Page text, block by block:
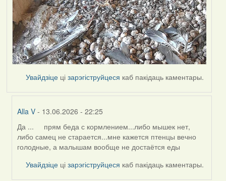
Увайдзіце цізарэгіструйцеся каб пакідаць каментары.
Alla V - 13.06.2026 - 22:25
In
reply
to
Да ... прям беда с кормлением...либо мышек нет,
либо самец не старается...мне кажется птенцы вечно
голодные, а малышам вообще не достаётся еды
Увайдзіце цізарэгіструйцеся каб пакідаць каментары.